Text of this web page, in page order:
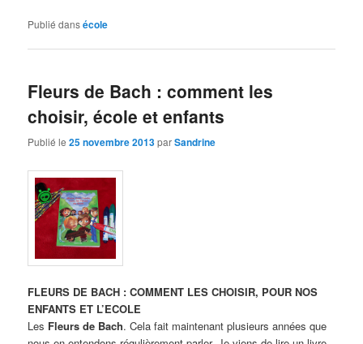
Publié dansécole
Fleurs de Bach : comment les
choisir, école et enfants
Publié le25 novembre 2013parSandrine
FLEURS DE BACH : COMMENT LES CHOISIR, POUR NOS
ENFANTS ET L’ECOLE
Les Fleurs de Bach. Cela fait maintenant plusieurs années que